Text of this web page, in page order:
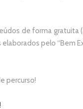
de forma gratuita
pelo “Bem
percurso!